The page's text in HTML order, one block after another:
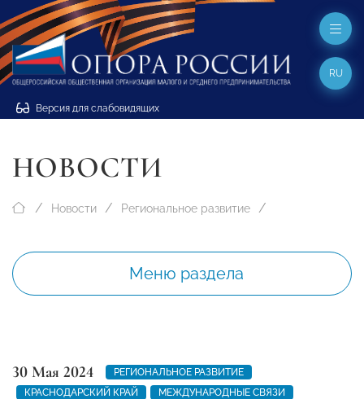
Версия для слабовидящих
RU
НОВОСТИ
Новости Региональное развитие
Меню раздела
30 Мая 2024
РЕГИОНАЛЬНОЕ РАЗВИТИЕ
КРАСНОДАРСКИЙ КРАЙ
МЕЖДУНАРОДНЫЕ СВЯЗИ